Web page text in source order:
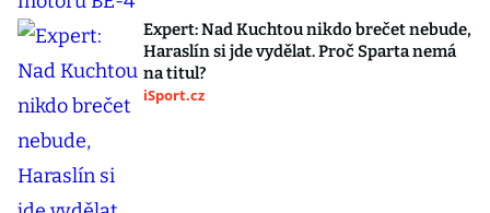
Expert: Nad Kuchtou nikdo brečet nebude,
Haraslín si jde vydělat. Proč Sparta nemá
na titul?
iSport.cz